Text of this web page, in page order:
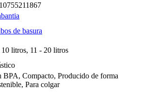
de basura
litros, 11 - 20 litros
BPA, Compacto, Producido de forma
Para colgar